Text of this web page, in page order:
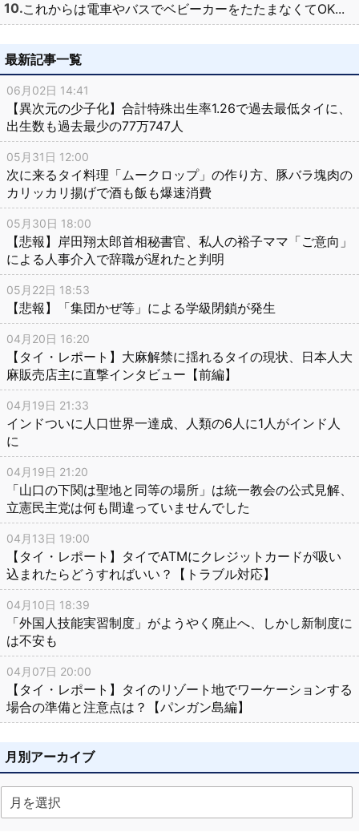
これからは電車やバスでベビーカーをたたまなくてOK...
最新記事一覧
06月02日 14:41
【異次元の少子化】合計特殊出生率1.26で過去最低タイに、
出生数も過去最少の77万747人
05月31日 12:00
次に来るタイ料理「ムークロップ」の作り方、豚バラ塊肉の
カリッカリ揚げで酒も飯も爆速消費
05月30日 18:00
【悲報】岸田翔太郎首相秘書官、私人の裕子ママ「ご意向」
による人事介入で辞職が遅れたと判明
05月22日 18:53
【悲報】「集団かぜ等」による学級閉鎖が発生
04月20日 16:20
【タイ・レポート】大麻解禁に揺れるタイの現状、日本人大
麻販売店主に直撃インタビュー【前編】
04月19日 21:33
インドついに人口世界一達成、人類の6人に1人がインド人
に
04月19日 21:20
「山口の下関は聖地と同等の場所」は統一教会の公式見解、
立憲民主党は何も間違っていませんでした
04月13日 19:00
【タイ・レポート】タイでATMにクレジットカードが吸い
込まれたらどうすればいい？【トラブル対応】
04月10日 18:39
「外国人技能実習制度」がようやく廃止へ、しかし新制度に
は不安も
04月07日 20:00
【タイ・レポート】タイのリゾート地でワーケーションする
場合の準備と注意点は？【パンガン島編】
月別アーカイブ